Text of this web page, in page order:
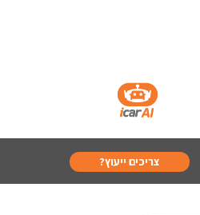
צריכים ייעוץ?